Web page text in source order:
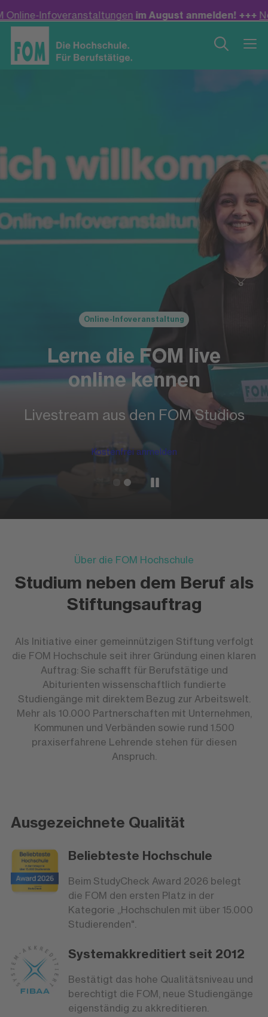
im August anmelden! +++Neu: Bachelor
Online-Infoveranstaltung
Lerne die FOM live
online kennen
Livestream aus den FOM Studios
Kostenfrei anmelden
Über die FOM Hochschule
Studium neben dem Beruf als
Stiftungsauftrag
Als Initiative einer gemeinnützigen Stiftung verfolgt
die FOM Hochschule seit ihrer Gründung einen klaren
Auftrag: Sie schafft für Berufstätige und
Abiturienten wissenschaftlich fundierte
Studiengänge mit direktem Bezug zur Arbeitswelt.
Mehr als 10.000 Partnerschaften mit Unternehmen,
Kommunen und Verbänden sowie rund 1.500
praxiserfahrene Lehrende stehen für diesen
Anspruch.
Ausgezeichnete Qualität
Beliebteste Hochschule
Beim StudyCheck Award 2026 belegt
die FOM den ersten Platz in der
Kategorie „Hochschulen mit über 15.000
Studierenden".
Systemakkreditiert seit 2012
Bestätigt das hohe Qualitätsniveau und
berechtigt die FOM, neue Studiengänge
eigenständig zu akkreditieren.